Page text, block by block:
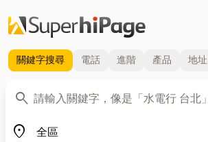
關鍵字搜尋 電話 進階 產品 地址
search
關鍵字
place
地區